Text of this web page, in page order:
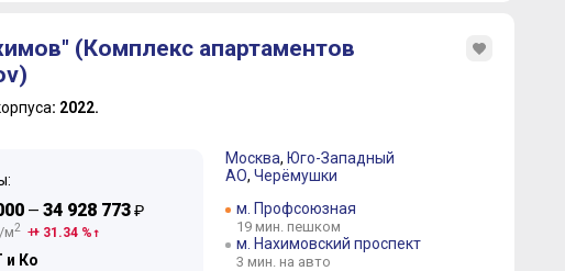
Октябрь Август Май Апрель
(Комплекс апартаментов
: 2022.
— 34 928 773₽
м2 + 31.34 %
Ко
Москва, Юго-Западный
АО, Черёмушки
м. Профсоюзная
19 мин. пешком
м. Нахимовский проспект
3 мин. на авто